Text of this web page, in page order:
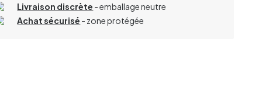
Livraison discrète - emballage neutre
Achat sécurisé - zone protégée